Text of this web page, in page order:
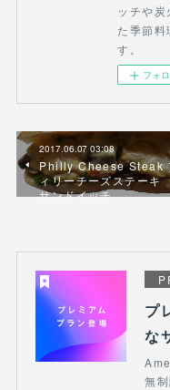
ッチや
た季節料
す。
フォ
2017.06.07 03:08
Philly Cheese Steak
ィリーチーズステー
サンドイッチ
プ
な
無